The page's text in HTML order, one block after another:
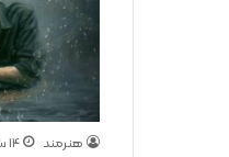
هنرمند 14 ساعت پیش